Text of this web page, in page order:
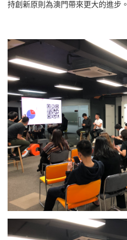
持創新原則為澳門帶來更大的進步。